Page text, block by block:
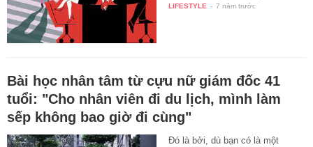
LIFESTYLE - 7 năm trước
Bài học nhân tâm từ cựu nữ giám đốc 41
tuổi: "Cho nhân viên đi du lịch, mình làm
sếp không bao giờ đi cùng"
Đó là bởi, dù bạn có là một